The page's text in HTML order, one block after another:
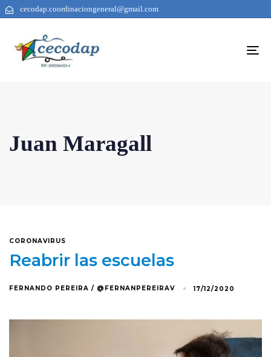
cecodap.coordinaciongeneral@gmail.com
Juan Maragall
CORONAVIRUS
Reabrir las escuelas
FERNANDO PEREIRA / @FERNANPEREIRAV 17/12/2020